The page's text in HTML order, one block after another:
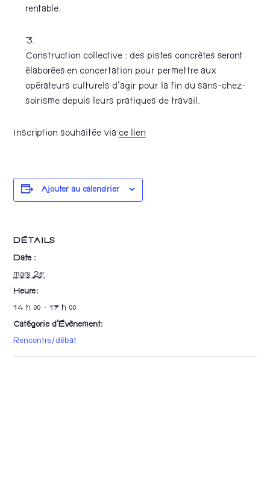
rentable.
Construction collective : des pistes concrètes seront
élaborées en concertation pour permettre aux
opérateurs culturels d’agir pour la fin du sans-chez-
soirisme depuis leurs pratiques de travail.
Inscription souhaitée viace lien
Ajouter au calendrier
DÉTAILS
Date :
mars 26
Heure :
14 h 00 - 17 h 00
Catégorie d’Évènement:
Rencontre/débat